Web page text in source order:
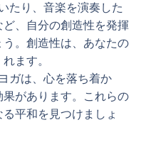
たり、音楽を演奏した
、自分の創造性を発揮
。創造性は、あなたの
ます。
ガは、心を落ち着か
があります。これらの
平和を見つけましょ